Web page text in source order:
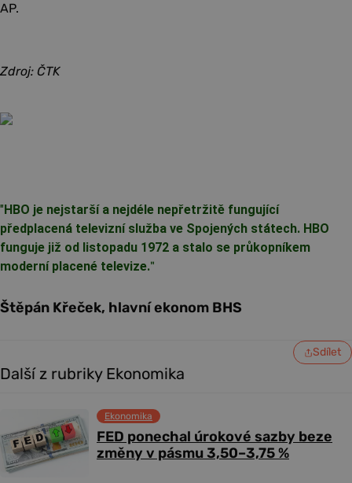
AP.
Zdroj: ČTK
" HBO je nejstarší a nejdéle nepřetržitě fungující
předplacená televizní služba ve Spojených státech. HBO
funguje již od listopadu 1972 a stalo se průkopníkem
moderní placené televize."
Štěpán Křeček, hlavní ekonom BHS
Sdílet
Další z rubriky Ekonomika
FED ponechal úrokové sazby beze
změny v pásmu 3,50–3,75 %
Ekonomika